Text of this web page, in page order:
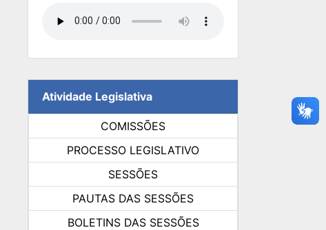
Atividade Legislativa
COMISSÕES
PROCESSO LEGISLATIVO
SESSÕES
PAUTAS DAS SESSÕES
BOLETINS DAS SESSÕES